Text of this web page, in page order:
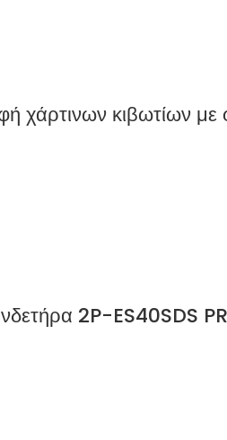
χάρτινων κιβωτίων
2P-ES40SDS